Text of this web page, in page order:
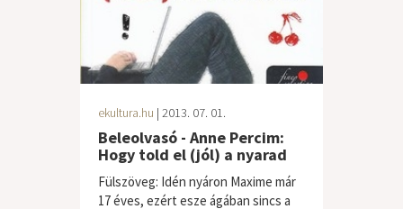
ekultura.hu | 2013. 07. 01.
Beleolvasó - Anne Percim:
Hogy told el (jól) a nyarad
Fülszöveg: Idén nyáron Maxime már
17 éves, ezért esze ágában sincs a